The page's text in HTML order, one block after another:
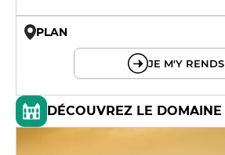
PLAN
JE M'Y RENDS
DÉCOUVREZ LE DOMAINE